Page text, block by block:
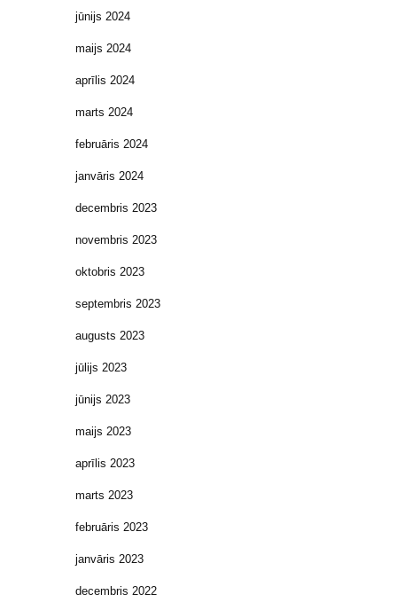
jūnijs 2024
maijs 2024
aprīlis 2024
marts 2024
februāris 2024
janvāris 2024
decembris 2023
novembris 2023
oktobris 2023
septembris 2023
augusts 2023
jūlijs 2023
jūnijs 2023
maijs 2023
aprīlis 2023
marts 2023
februāris 2023
janvāris 2023
decembris 2022